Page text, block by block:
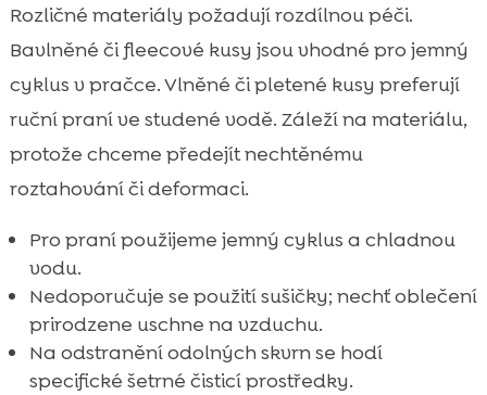
Rozličné materiály požadují rozdílnou péči.
Bavlněné či fleecové kusy jsou vhodné pro jemný
cyklus v pračce. Vlněné či pletené kusy preferují
ruční praní ve studené vodě. Záleží na materiálu,
protože chceme předejít nechtěnému
roztahování či deformaci.
Pro praní použijeme jemný cyklus a chladnou
vodu.
Nedoporučuje se použití sušičky; nechť oblečení
prirodzene uschne na vzduchu.
Na odstranění odolných skvrn se hodí
specifické šetrné čisticí prostředky.